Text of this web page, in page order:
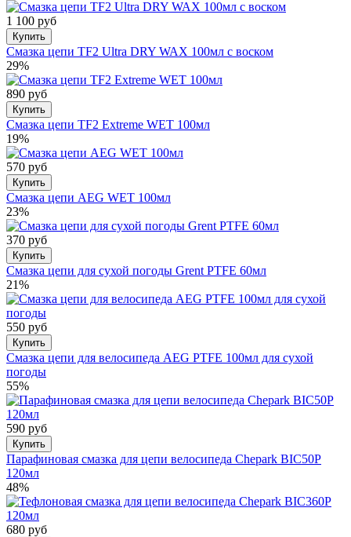
1 100 руб
Купить
Смазка цепи TF2 Ultra DRY WAX 100мл с воском
29%
890 руб
Купить
Смазка цепи TF2 Extreme WET 100мл
19%
570 руб
Купить
Смазка цепи AEG WET 100мл
23%
370 руб
Купить
Смазка цепи для сухой погоды Grent PTFE 60мл
21%
550 руб
Купить
Смазка цепи для велосипеда AEG PTFE 100мл для сухой
погоды
55%
590 руб
Купить
Парафиновая смазка для цепи велосипеда Chepark BIC50Р
120мл
48%
680 руб